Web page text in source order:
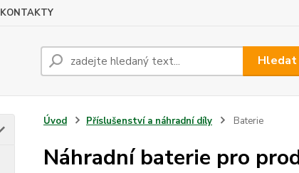
KONTAKTY
Hledat
Úvod Příslušenství a náhradní díly Baterie
Náhradní baterie pro